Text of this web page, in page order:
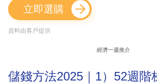
立即選購
資料由客戶提供
經濟一週推介
儲錢方法2025｜1）52週階